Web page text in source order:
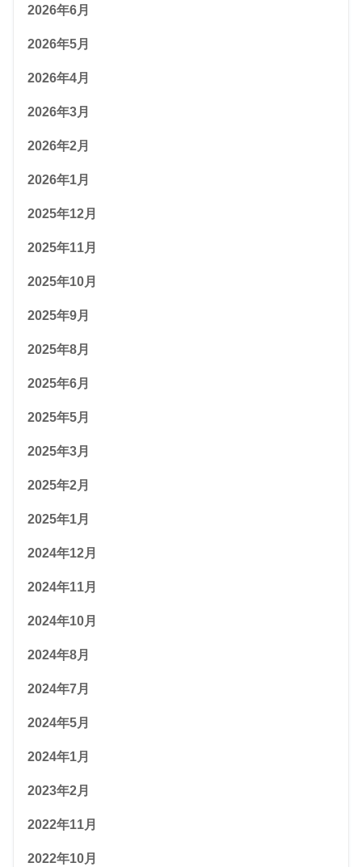
2026年6月
2026年5月
2026年4月
2026年3月
2026年2月
2026年1月
2025年12月
2025年11月
2025年10月
2025年9月
2025年8月
2025年6月
2025年5月
2025年3月
2025年2月
2025年1月
2024年12月
2024年11月
2024年10月
2024年8月
2024年7月
2024年5月
2024年1月
2023年2月
2022年11月
2022年10月